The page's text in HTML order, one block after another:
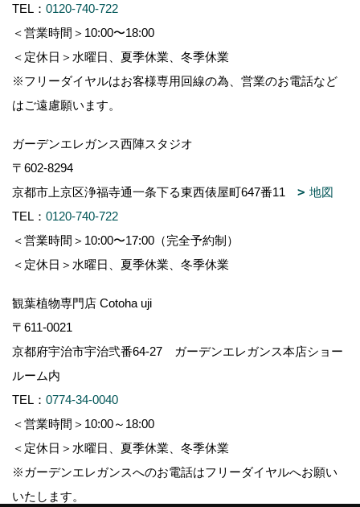
TEL： 0120-740-722
＜営業時間＞10:00〜18:00
＜定休日＞水曜日、夏季休業、冬季休業
※フリーダイヤルはお客様専用回線の為、営業のお電話など
はご遠慮願います。
ガーデンエレガンス西陣スタジオ
〒602-8294
京都市上京区浄福寺通一条下る東西俵屋町647番11
地図
TEL： 0120-740-722
＜営業時間＞10:00〜17:00（完全予約制）
＜定休日＞水曜日、夏季休業、冬季休業
観葉植物専門店 Cotoha uji
〒611-0021
京都府宇治市宇治弐番64-27 ガーデンエレガンス本店ショー
ルーム内
TEL： 0774-34-0040
＜営業時間＞10:00～18:00
＜定休日＞水曜日、夏季休業、冬季休業
※ガーデンエレガンスへのお電話はフリーダイヤルへお願い
いたします。